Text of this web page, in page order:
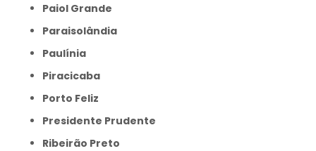
Paiol Grande
Paraisolândia
Paulínia
Piracicaba
Porto Feliz
Presidente Prudente
Ribeirão Preto